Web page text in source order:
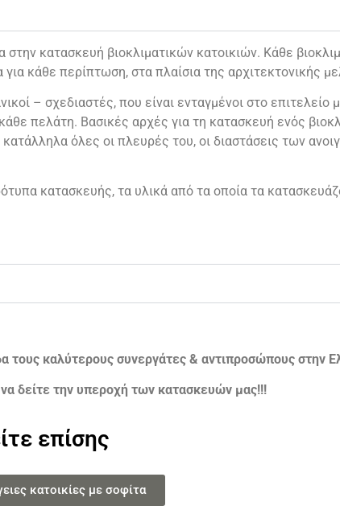
κατασκευή βιοκλιματικών κατοικιών. Κάθε
κάθε περίπτωση, στα πλαίσια της αρχιτεκτονικής
– σχεδιαστές, που είναι ενταγμένοι στο επιτελείο
πελάτη. Βασικές αρχές για τη κατασκευή ενός
όλες οι πλευρές του, οι διαστάσεις των
κατασκευής, τα υλικά από τα οποία τα
τους καλύτερους συνεργάτες & αντιπροσώπους στην
δείτε την υπεροχή των κατασκευών μας!!!
επίσης
κατοικίες με σοφίτα